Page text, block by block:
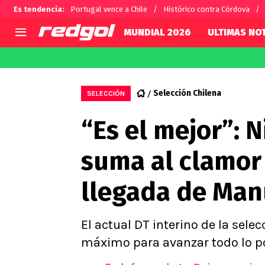
Es tendencia: Portugal vence a Chile Histórico contra Córdova
Selección Chilena
U de Chile
U Católica
Campeonato Nacional
Primera B
Segunda División
Copa Chile
Supercopa Chile
Campeonato Femenino
Alexis
Carlos
MUNDIAL 2026 ULTIMAS
SELECCIÓN Selección Chilena
“Es el mejor”:
suma al
llegada de
El actual DT interino de la
máximo para avanzar todo lo